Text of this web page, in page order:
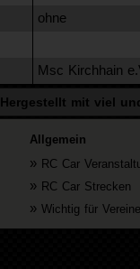
ohne
Msc Kirchhain
Hergestellt mit viel
Allgemein
» RC Car
» RC Car Strecken
» Wichtig für Vereine